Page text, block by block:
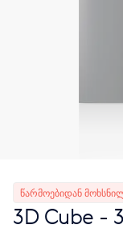
ᲬᲐᲠᲛᲝᲔᲑᲘᲓᲐᲜ
3D Cube -